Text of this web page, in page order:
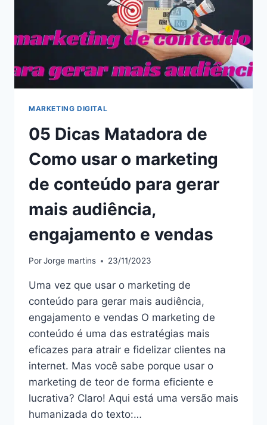
ESSENCIAIS
MARKETING DIGITAL
05 Dicas Matadora de
Como usar o marketing
de conteúdo para gerar
mais audiência,
engajamento e vendas
PorJorge martins 23/11/2023
Uma vez que usar o marketing de
conteúdo para gerar mais audiência,
engajamento e vendas O marketing de
conteúdo é uma das estratégias mais
eficazes para atrair e fidelizar clientes na
internet. Mas você sabe porque usar o
marketing de teor de forma eficiente e
lucrativa? Claro! Aqui está uma versão mais
humanizada do texto:…